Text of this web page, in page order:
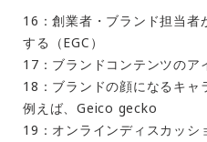
16：創業者・ブランド担当者
する（EGC）
17：ブランドコンテンツのア
18：ブランドの顔になるキャ
例えば、Geico gecko
19：オンラインディスカッシ